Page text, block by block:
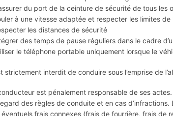
du port de la ceinture de sécurité de tous les
à une vitesse adaptée et respecter les limites de
les distances de sécurité
des temps de pause réguliers dans le cadre
le téléphone portable uniquement lorsque le
strictement interdit de conduire sous l’emprise de
est pénalement responsable de ses
des règles de conduite et en cas
éventuels frais connexes (frais de fourrière, frais de